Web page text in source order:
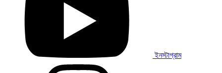
ইনস্টাগ্রাম